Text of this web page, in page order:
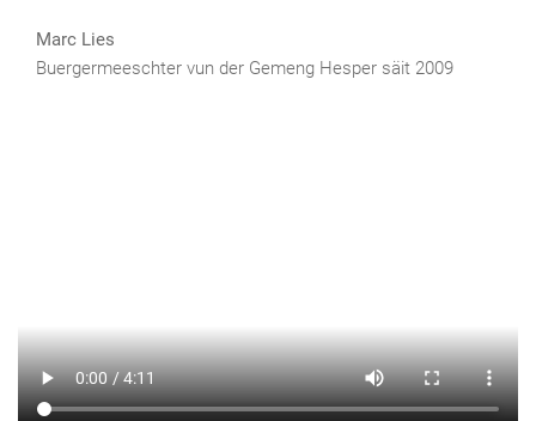
Marc Lies
Buergermeeschter vun der Gemeng Hesper säit 2009